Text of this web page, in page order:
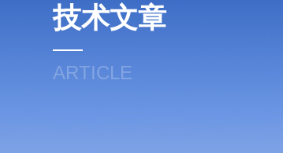
技术文章
ARTICLE